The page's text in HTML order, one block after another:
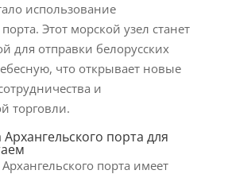
использование
Этот морской узел станет
для отправки белорусских
что открывает новые
и
торговли.
порта для
порта имеет